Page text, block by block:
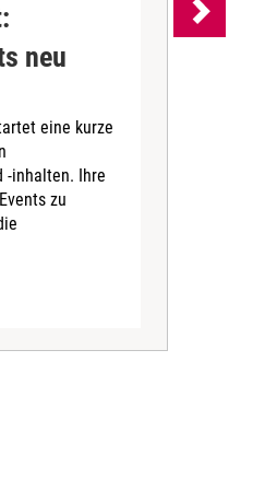
neu
eine kurze
-inhalten. Ihre
zu